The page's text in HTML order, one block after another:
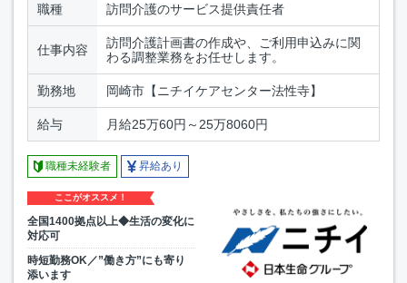
職種 訪問介護のサービス提供責任者
仕事内容
訪問介護計画書の作成や、ご利用申込みに関
わる調整業務をお任せします。
勤務地 岡崎市【ニチイケアセンター法性寺】
給与 月給25万60円～25万8060円
職種未経験者 昇給あり
ここがオススメ！
全国1400拠点以上◆生活の変化に
対応可
時短勤務OK／”働き方”にも寄り
添います